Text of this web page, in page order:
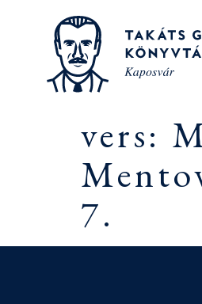
vers:
7.